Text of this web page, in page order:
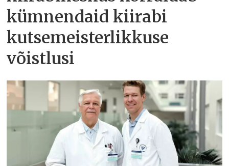
kümnendaid kiirabi
kutsemeisterlikkuse
võistlusi